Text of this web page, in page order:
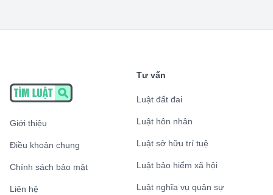
Giới thiệu
Điều khoản chung
Chính sách bảo mật
Liên hệ
Tư vấn
Luật đất đai
Luật hôn nhân
Luật sở hữu trí tuệ
Luật bảo hiểm xã hội
Luật nghĩa vụ quân sự